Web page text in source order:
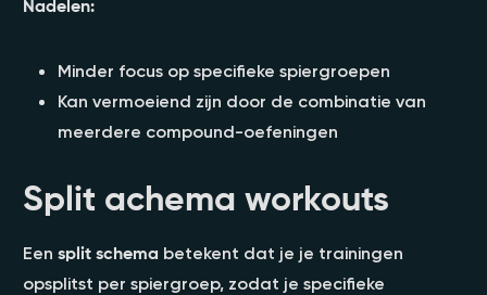
Nadelen:
Minder focus op specifieke spiergroepen
Kan vermoeiend zijn door de combinatie van
meerdere compound-oefeningen
Split achema workouts
Een split schema betekent dat je je trainingen
opsplitst per spiergroep, zodat je specifieke